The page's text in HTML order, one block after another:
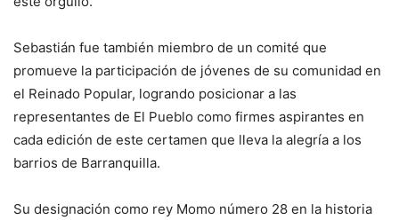
Sebastián fue también miembro de un comité que
promueve la participación de jóvenes de su comunidad en
el Reinado Popular, logrando posicionar a las
representantes de El Pueblo como firmes aspirantes en
cada edición de este certamen que lleva la alegría a los
barrios de Barranquilla.
Su designación como rey Momo número 28 en la historia